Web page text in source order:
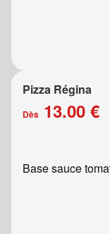
Pizza Régina
Dès 13.00 €
Base sauce